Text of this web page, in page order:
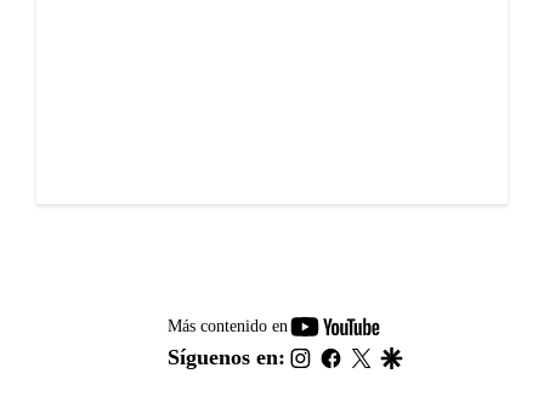
Más contenido en
youtube-
footer
Síguenos en: instagram
facebook
twitter